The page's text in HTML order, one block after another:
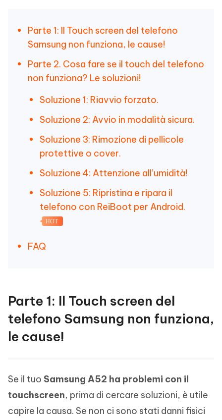
Parte 1: Il Touch screen del telefono
Samsung non funziona, le cause!
Parte 2. Cosa fare se il touch del telefono
non funziona? Le soluzioni!
Soluzione 1: Riavvio forzato.
Soluzione 2: Avvio in modalità sicura.
Soluzione 3: Rimozione di pellicole
protettive o cover.
Soluzione 4: Attenzione all’umidità!
Soluzione 5: Ripristina e ripara il
telefono con ReiBoot per Android.
HOT
FAQ
Parte 1: Il Touch screen del
telefono Samsung non funziona,
le cause!
Se il tuo Samsung A52 ha problemi con il
touchscreen, prima di cercare soluzioni, è utile
capire la causa. Se non ci sono stati danni fisici